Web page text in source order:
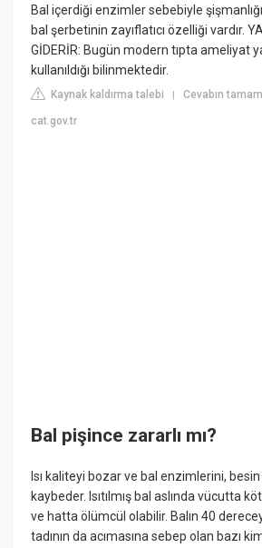
Bal içerdiği enzimler sebebiyle
bal şerbetinin zayıflatıcı özelliği vardır.
GİDERİR: Bugün modern tıpta ameliyat
kullanıldığı bilinmektedir.
Kaynak kaldırma talebi |Cevabın
cat.gov.tr
Bal pişince zararlı mı?
Isı kaliteyi bozar ve bal enzimlerini,
kaybeder. Isıtılmış bal aslında vücutta
ve hatta ölümcül olabilir. Balın 40
tadının da acımasına sebep olan bazı